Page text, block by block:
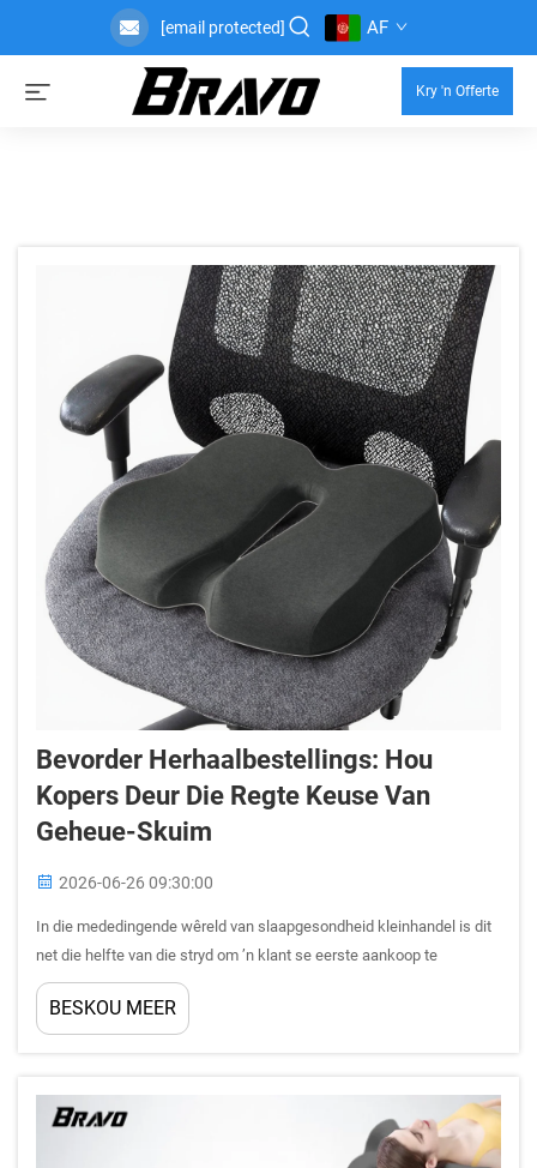
[email protected] AF
Kry 'n Offerte
Bevorder Herhaalbestellings: Hou
Kopers Deur Die Regte Keuse Van
Geheue-Skuim
2026-06-26 09:30:00
In die mededingende wêreld van slaapgesondheid kleinhandel is dit
net die helfte van die stryd om ’n klant se eerste aankoop te
verseker. Die werklike uitdaging — en die werklike geleentheid — lê
daarin om daardie eenmalige koper in ’n lojale, terugkerende kliënt te
BESKOU MEER